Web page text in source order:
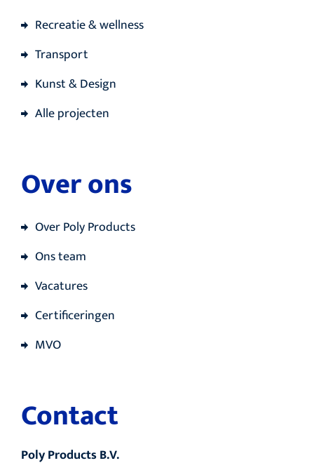
Recreatie & wellness
Transport
Kunst & Design
Alle projecten
Over ons
Over Poly Products
Ons team
Vacatures
Certificeringen
MVO
Contact
Poly Products B.V.